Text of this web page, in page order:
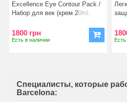
Excellence Eye Contour Pack /
Набор для век (крем 20ml,
1800 грн
Есть в наличии Есть
Специалисты, которые
Barcelona: